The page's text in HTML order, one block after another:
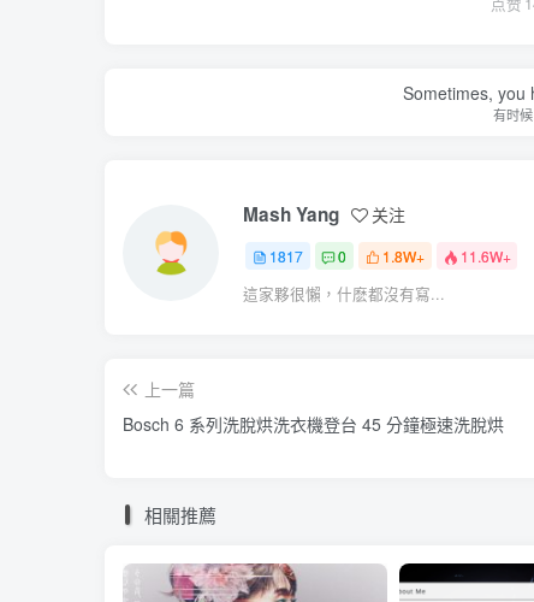
Sometimes, you
有时
Mash Yang 关注
1817 0 1.8W+ 11.6W+
這家夥很懶，什麽都沒有寫...
上一篇
Bosch 6 系列洗脫烘洗衣機登台 45 分鐘極速洗脫烘
相關推薦